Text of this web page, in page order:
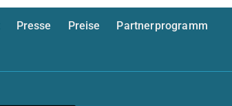
Presse Preise
Partnerprogramm